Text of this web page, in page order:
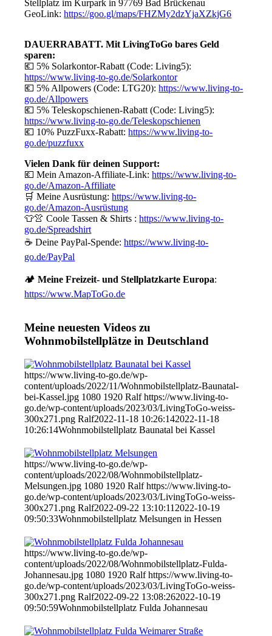
Stellplatz im Kurpark in 97769 Bad Brückenau
GeoLink:https://goo.gl/maps/FHZMy2dzYjaXZkjG6
DAUERRABATT. Mit LivingToGo bares Geld
sparen:
💶 5% Solarkontor-Rabatt (Code: Living5):
https://www.living-to-go.de/Solarkontor
💶 5% Allpowers (Code: LTG20):https://www.living-to-
go.de/Allpowers
💶 5% Teleskopschienen-Rabatt (Code: Living5):
https://www.living-to-go.de/Teleskopschienen
💶 10% PuzzFuxx-Rabatt:https://www.living-to-
go.de/puzzfuxx
Vielen Dank für deinen Support:
💶 Mein Amazon-Affiliate-Link:https://www.living-to-
go.de/Amazon-Affiliate
🛒 Meine Ausrüstung:https://www.living-to-
go.de/Amazon-Ausrüstung
👕👚 Coole Tassen & Shirts :https://www.living-to-
go.de/Spreadshirt
☕ Deine PayPal-Spende:https://www.living-to-
go.de/PayPal
🏕️Meine Freizeit- und Stellplatzkarte Europa:
https://www.MapToGo.de
Meine neuesten Videos zu
Wohnmobilstellplätze in Deutschland
https://www.living-to-go.de/wp-
content/uploads/2022/11/Wohnmobilstellplatz-Baunatal-
bei-Kassel.jpg 1080 1920 Ralf https://www.living-to-
go.de/wp-content/uploads/2023/03/LivingToGo-weiss-
300x271.png Ralf2022-11-18 10:26:142022-11-18
10:26:14Wohnmobilstellplatz Baunatal bei Kassel
https://www.living-to-go.de/wp-
content/uploads/2022/08/Wohnmobilstellplatz-
Melsungen.jpg 1080 1920 Ralf https://www.living-to-
go.de/wp-content/uploads/2023/03/LivingToGo-weiss-
300x271.png Ralf2022-09-22 13:10:11 2022-10-19
09:50:33Wohnmobilstellplatz Melsungen in Hessen
https://www.living-to-go.de/wp-
content/uploads/2022/08/Wohnmobilstellplatz-Fulda-
Johannesau.jpg 1080 1920 Ralf https://www.living-to-
go.de/wp-content/uploads/2023/03/LivingToGo-weiss-
300x271.png Ralf2022-09-22 13:08:262022-10-19
09:50:59Wohnmobilstellplatz Fulda Johannesau